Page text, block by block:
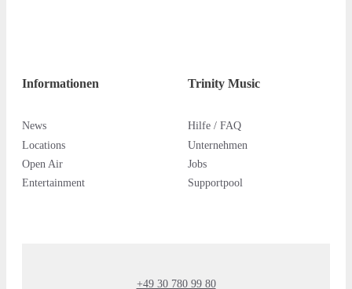
Informationen
News
Locations
Open Air
Entertainment
Trinity Music
Hilfe / FAQ
Unternehmen
Jobs
Supportpool
+49 30 780 99 80